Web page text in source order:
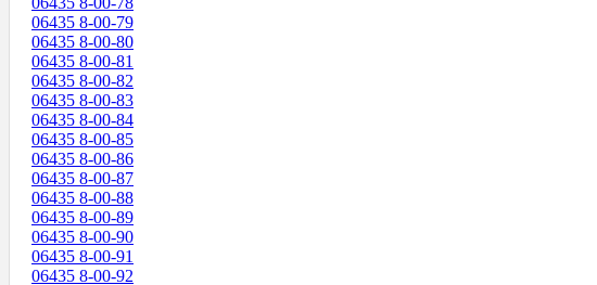
06435 8-00-79
06435 8-00-80
06435 8-00-81
06435 8-00-82
06435 8-00-83
06435 8-00-84
06435 8-00-85
06435 8-00-86
06435 8-00-87
06435 8-00-88
06435 8-00-89
06435 8-00-90
06435 8-00-91
06435 8-00-92